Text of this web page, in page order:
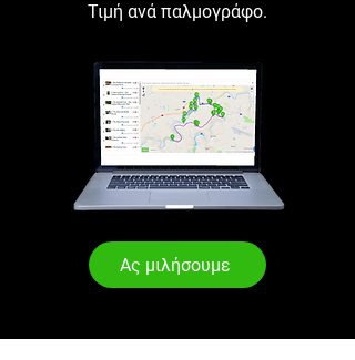
Τιμή ανά παλμογράφο.
Ας μιλήσουμε